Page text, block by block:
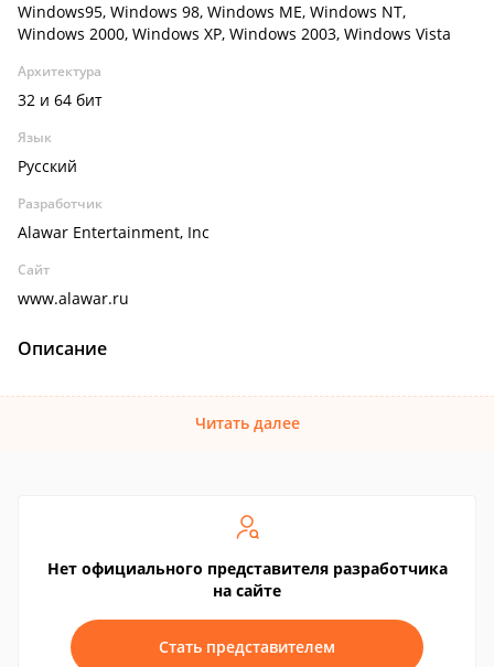
Windows95, Windows 98, Windows ME, Windows NT,
Windows 2000, Windows XP, Windows 2003, Windows Vista
Архитектура
32 и 64 бит
Язык
Русский
Разработчик
Alawar Entertainment, Inc
Сайт
www.alawar.ru
Описание
Читать далее
Нет официального представителя разработчика
на сайте
Стать представителем